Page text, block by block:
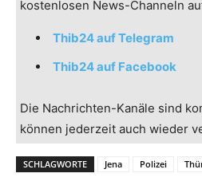
kostenlosen News-Channeln
Thib24 auf Telegram
Thib24 auf Facebook
Die Nachrichten-Kanäle sind
können jederzeit auch wieder
SCHLAGWORTE Jena Polizei